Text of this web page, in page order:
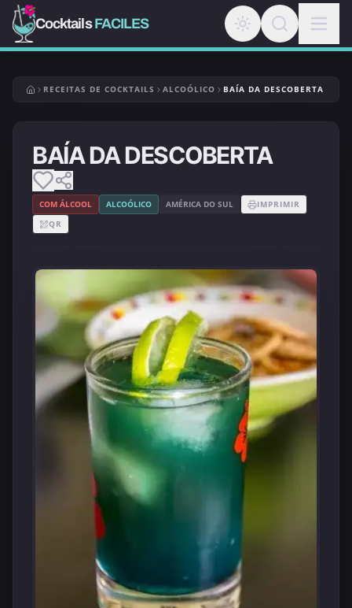
CocktailsFACILES
RECEITAS DE COCKTAILS ALCOÓLICO BAÍA DA DESCOBERTA
BAÍA DA DESCOBERTA
COM ÁLCOOL ALCOÓLICO AMÉRICA DO SUL
IMPRIMIR
QR